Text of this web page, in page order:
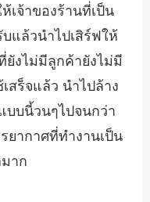
เจ้าของร้านที่เป็น
แล้วนำไปเสิร์ฟให้
ยังไม่มีลูกค้ายังไม่มี
สร็จแล้ว นำไปล้าง
บบนี้วนๆไปจนกว่า
ยากาศที่ทำงานเป็น
าก